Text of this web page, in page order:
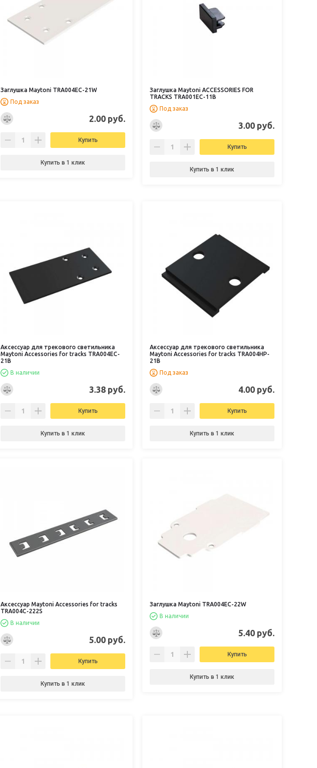
Заглушка Maytoni TRA004EC-21W
Под заказ
2.00 руб.
Купить
Купить в 1 клик
Заглушка Maytoni ACCESSORIES FOR
TRACKS TRA001EC-11B
Под заказ
3.00 руб.
Купить
Купить в 1 клик
Аксессуар для трекового светильника
Maytoni Accessories for tracks TRA004EC-
21B
В наличии
3.38 руб.
Купить
Купить в 1 клик
Аксессуар для трекового светильника
Maytoni Accessories for tracks TRA004HP-
21B
Под заказ
4.00 руб.
Купить
Купить в 1 клик
Аксессуар Maytoni Accessories for tracks
TRA004C-222S
В наличии
5.00 руб.
Купить
Купить в 1 клик
Заглушка Maytoni TRA004EC-22W
В наличии
5.40 руб.
Купить
Купить в 1 клик